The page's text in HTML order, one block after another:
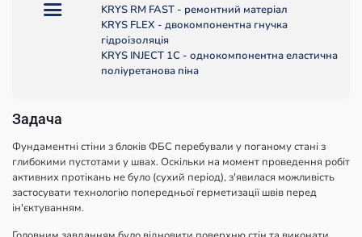
Задача
Фундаментні стіни з блоків ФБС перебували у поганому стані з
глибокими пустотами у швах. Оскільки на момент проведення робіт
активних протікань не було (сухий період), з'явилася можливість
застосувати технологію попередньої герметизації швів перед
ін'єктуванням.
KRYS RM FAST - ремонтний матеріал
KRYS FLEX - двокомпонентна гнучка
гідроізоляція
KRYS INJECT 1C - однокомпонентна еластична
поліуретанова піна